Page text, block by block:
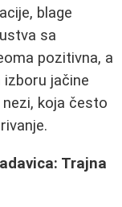
blage
sa
pozitivna, a
jačine
koja često
Trajna